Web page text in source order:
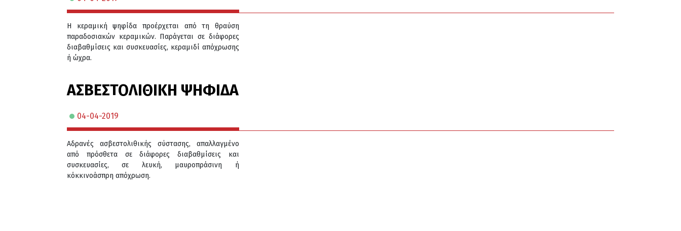
Η κεραμική ψηφίδα προέρχεται από τη θραύση
παραδοσιακών κεραμικών. Παράγεται σε διάφορες
διαβαθμίσεις και συσκευασίες, κεραμιδί απόχρωσης
ή ώχρα.
ΑΣΒΕΣΤΟΛΙΘΙΚΗ ΨΗΦΙΔΑ
04-04-2019
Αδρανές ασβεστολιθικής σύστασης, απαλλαγμένο
από πρόσθετα σε διάφορες διαβαθμίσεις και
συσκευασίες, σε λευκή, μαυροπράσινη ή
κόκκινοάσπρη απόχρωση.